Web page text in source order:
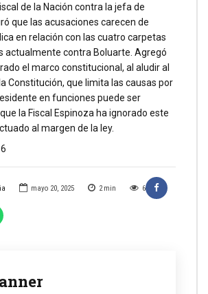
mayo 20, 2025 2 min 6
de la Nación contra la jefa de
que las acusaciones carecen de
en relación con las cuatro carpetas
actualmente contra Boluarte. Agregó
el marco constitucional, al aludir al
Constitución, que limita las causas por
en funciones puede ser
la Fiscal Espinoza ha ignorado este
al margen de la ley.
6